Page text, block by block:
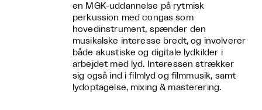
en MGK-uddannelse på rytmisk
perkussion med congas som
hovedinstrument, spænder den
musikalske interesse bredt, og involverer
både akustiske og digitale lydkilder i
arbejdet med lyd. Interessen strækker
sig også ind i filmlyd og filmmusik, samt
lydoptagelse, mixing & masterering.